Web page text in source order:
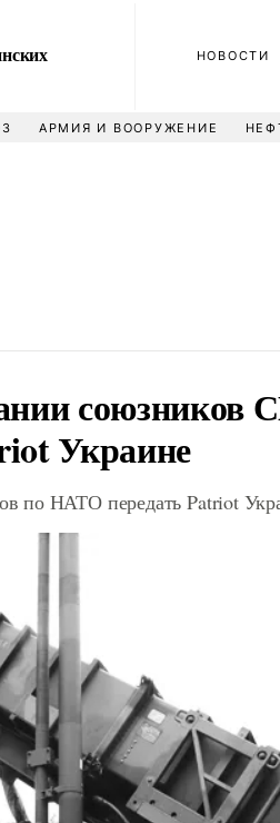
НОВОСТИ
АРМИЯ И ВООРУЖЕНИЕ
Украине
по НАТО передать Patriot